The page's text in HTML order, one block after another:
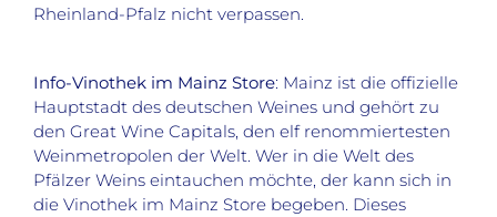
Rheinland-Pfalz nicht verpassen.
Info-Vinothek im Mainz Store: Mainz ist die offizielle
Hauptstadt des deutschen Weines und gehört zu
den Great Wine Capitals, den elf renommiertesten
Weinmetropolen der Welt. Wer in die Welt des
Pfälzer Weins eintauchen möchte, der kann sich in
die Vinothek im Mainz Store begeben. Dieses